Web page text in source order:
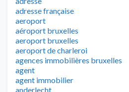
adresse française
aeroport
aéroport bruxelles
aeroport bruxelles
aeroport de charleroi
agences immobilières bruxelles
agent
agent immobilier
anderlecht